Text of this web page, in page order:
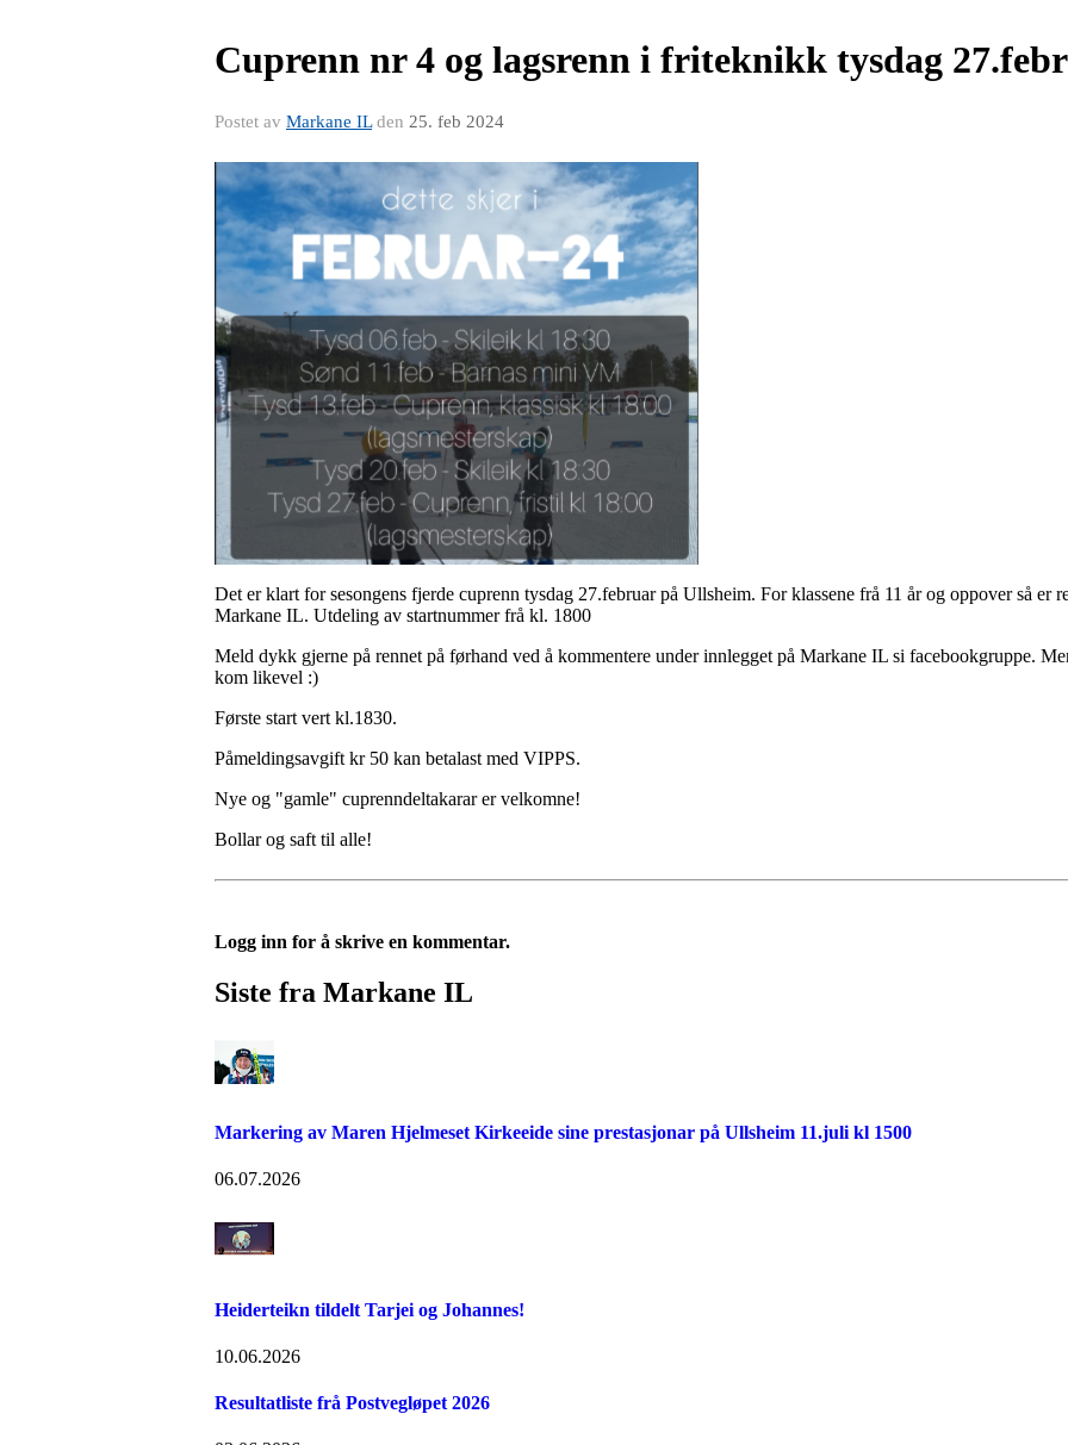
Cuprenn nr 4 og lagsrenn i friteknikk tysdag
Postet av Markane ILden 25. feb 2024
Det er klart for sesongens fjerde cuprenn tysdag 27.februar på Ullsheim. For klassene frå 11 år og oppover så er
Markane IL. Utdeling av startnummer frå kl. 1800
Meld dykk gjerne på rennet på førhand ved å kommentere under innlegget på Markane IL si facebookgruppe.
kom likevel :)
Første start vert kl.1830.
Påmeldingsavgift kr 50 kan betalast med VIPPS.
Nye og "gamle" cuprenndeltakarar er velkomne!
Bollar og saft til alle!
Logg inn for å skrive en kommentar.
Siste fra Markane IL
Markering av Maren Hjelmeset Kirkeeide sine prestasjonar på Ullsheim 11.juli kl 1500
06.07.2026
Heiderteikn tildelt Tarjei og Johannes!
10.06.2026
Resultatliste frå Postvegløpet 2026